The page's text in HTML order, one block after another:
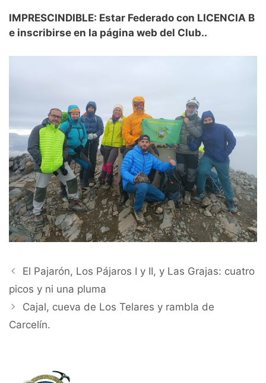
IMPRESCINDIBLE: Estar Federado con LICENCIA B
e inscribirse en la página web del Club..
El Pajarón, Los Pájaros I y II, y Las Grajas: cuatro
picos y ni una pluma
Cajal, cueva de Los Telares y rambla de
Carcelín.